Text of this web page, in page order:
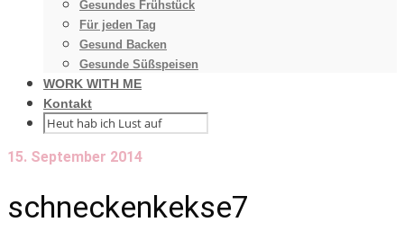
Gesundes Frühstück
Für jeden Tag
Gesund Backen
Gesunde Süßspeisen
WORK WITH ME
Kontakt
15. September 2014
schneckenkekse7